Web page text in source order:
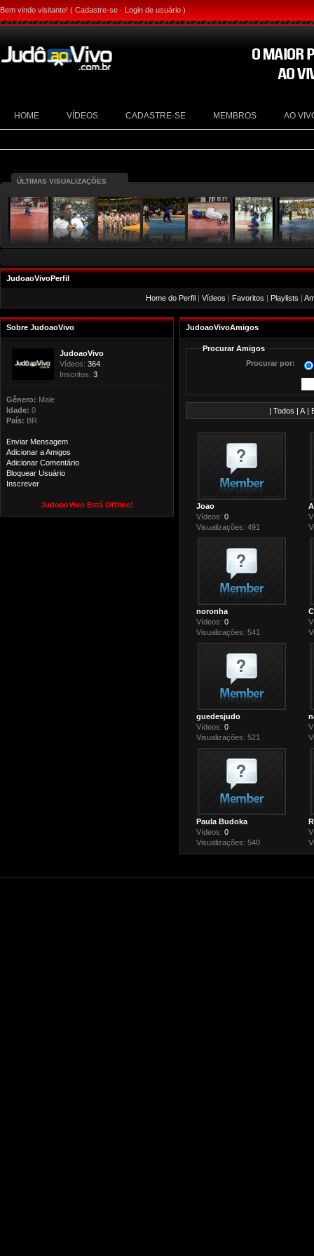
Bem vindo visitante! ( Cadastre-se · Login de usuário )
HOME VÍDEOS CADASTRE-SE MEMBROS AO
ÚLTIMAS VISUALIZAÇÕES
JudoaoVivoPerfil
Home do Perfil| Vídeos | Favoritos | Playlists |
Sobre JudoaoVivo
JudoaoVivo
Vídeos: 364
Inscritos: 3
Gênero: Male
Idade: 0
País: BR
Enviar Mensagem
Adicionar a Amigos
Adicionar Comentário
Bloquear Usuário
Inscrever
JudoaoVivo Está Offline!
JudoaoVivoAmigos
Procurar Amigos
Procurar por:
| Todos | A |
Joao
Vídeos: 0
Visualizações: 491
noronha
Vídeos: 0
Visualizações: 541
guedesjudo
Vídeos: 0
Visualizações: 521
Paula Budoka
Vídeos: 0
Visualizações: 540